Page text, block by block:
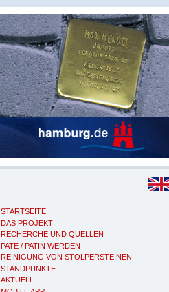
STARTSEITE
DAS PROJEKT
RECHERCHE UND QUELLEN
PATE / PATIN WERDEN
REINIGUNG VON STOLPERSTEINEN
STANDPUNKTE
AKTUELL